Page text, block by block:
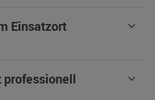
Einsatzort
professionell